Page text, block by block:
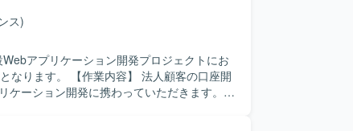
域の知見を深めていただけます。 ・顧客折
から開発までのスキルをバランスよく高め
、長期的な関係構築と業務理解を深める経
Pardot）などを利用した環境となっており
ス)
アプリケーション開発プロジェクトにお
法人顧客の口座開
ーション開発に携わっていただきます。